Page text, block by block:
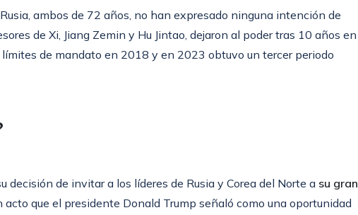
ambos de 72 años, no han expresado ninguna intención de
de Xi, Jiang Zemin y Hu Jintao, dejaron al poder tras 10 años en
límites de mandato en 2018 y en 2023 obtuvo un tercer periodo
decisión de invitar a los líderes de Rusia y Corea del Norte a su gran
acto que el presidente Donald Trump señaló como una oportunidad